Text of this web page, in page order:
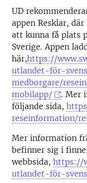
UD
appen Resklar,
att kunna få plats
Sverige. Appen
här,https://
utlandet-för-
medborgare/
mobilapp/
. Mer
följande sida,
reseinformation/
Mer information
befinner sig i
webbsida, https://
utlandet-för-